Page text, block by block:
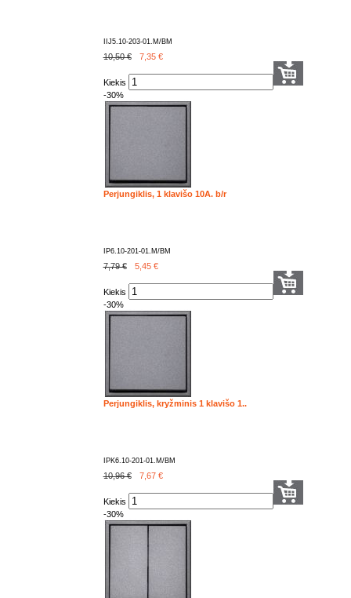
IIJ5.10-203-01.M/BM
10,50 € 7,35 €
Kiekis
-30%
Perjungiklis, 1 klavišo 10A. b/r
IP6.10-201-01.M/BM
7,79 € 5,45 €
Kiekis
-30%
Perjungiklis, kryžminis 1 klavišo 1..
IPK6.10-201-01.M/BM
10,96 € 7,67 €
Kiekis
-30%